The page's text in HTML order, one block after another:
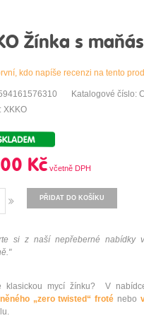
Žínka s
kdo napíše recenzi na tento
Katalogové číslo:
XKKO
Kč
PŘIDAT DO KOŠÍKU
si z naší nepřeberné nabídky
klasickou mycí žínku? V
„zero twisted“ froté nebo